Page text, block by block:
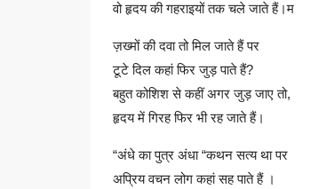
वो हृदय की गहराइयों तक चले जाते हैं।म
ज़ख्मों की दवा तो मिल जाते हैं पर
टूटे दिल कहां फिर जुड़ पाते हैं?
बहुत कोशिश से कहीं अगर जुड़ जाए तो,
हृदय में गिरह फिर भी रह जाते हैं।
“अंधे का पुत्र अंधा “कथन सत्य था पर
अप्रिय वचन लोग कहां सह पाते हैं ।